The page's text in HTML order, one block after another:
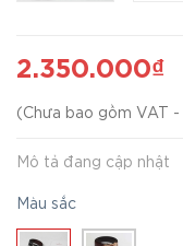
2.350.000₫
( Chưa bao gồm VAT -
Mô tả đang cập nhật
Màu sắc